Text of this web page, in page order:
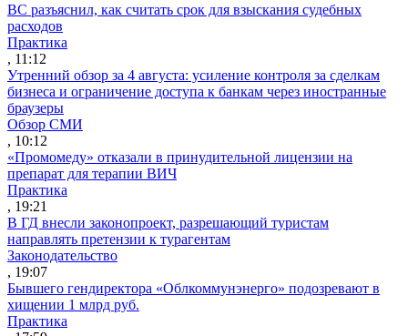
ВС разъяснил, как считать срок для взыскания судебных
расходов
Практика
, 11:12
Утренний обзор за 4 августа: усиление контроля за сделкам
бизнеса и ограничение доступа к банкам через иностранные
браузеры
Обзор СМИ
, 10:12
«Промомеду» отказали в принудительной лицензии на
препарат для терапии ВИЧ
Практика
, 19:21
В ГД внесли законопроект, разрешающий туристам
направлять претензии к турагентам
Законодательство
, 19:07
Бывшего гендиректора «Облкоммунэнерго» подозревают в
хищении 1 млрд руб.
Практика